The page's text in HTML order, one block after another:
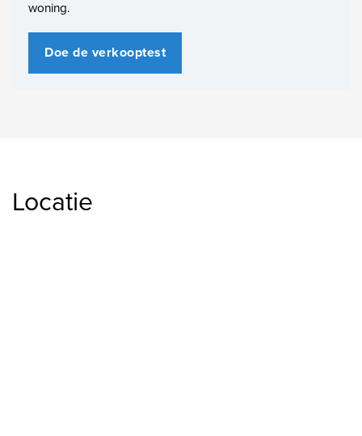
woning.
Doe de verkooptest
Locatie